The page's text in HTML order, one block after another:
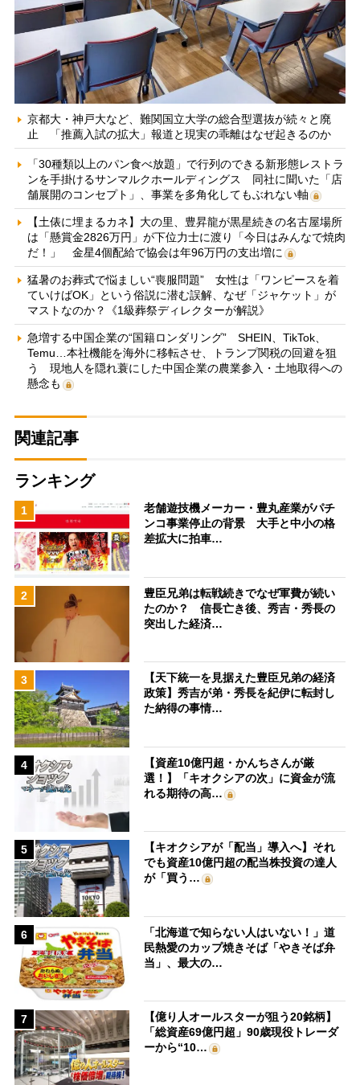
京都大・神戸大など、難関国立大学の総合型選抜が続々と廃
止 「推薦入試の拡大」報道と現実の乖離はなぜ起きるのか
「30種類以上のパン食べ放題」で行列のできる新形態レストラ
ンを手掛けるサンマルクホールディングス 同社に聞いた「店
舗展開のコンセプト」、事業を多角化してもぶれない軸
【土俵に埋まるカネ】大の里、豊昇龍が黒星続きの名古屋場所
は「懸賞金2826万円」が下位力士に渡り「今日はみんなで焼肉
だ！」 金星4個配給で協会は年96万円の支出増に
猛暑のお葬式で悩ましい“喪服問題” 女性は「ワンピースを着
ていけばOK」という俗説に潜む誤解、なぜ「ジャケット」が
マストなのか？《1級葬祭ディレクターが解説》
急増する中国企業の“国籍ロンダリング” SHEIN、TikTok、
Temu…本社機能を海外に移転させ、トランプ関税の回避を狙
う 現地人を隠れ蓑にした中国企業の農業参入・土地取得への
懸念も
関連記事
ランキング
1
老舗遊技機メーカー・豊丸産業がパチ
ンコ事業停止の背景 大手と中小の格
差拡大に拍車…
2
豊臣兄弟は転戦続きでなぜ軍費が続い
たのか？ 信長亡き後、秀吉・秀長の
突出した経済…
3
【天下統一を見据えた豊臣兄弟の経済
政策】秀吉が弟・秀長を紀伊に転封し
た納得の事情…
4
【資産10億円超・かんちさんが厳
選！】「キオクシアの次」に資金が流
れる期待の高…
5
【キオクシアが「配当」導入へ】それ
でも資産10億円超の配当株投資の達人
が「買う…
6
「北海道で知らない人はいない！」道
民熱愛のカップ焼きそば「やきそば弁
当」、最大の…
7
【億り人オールスターが狙う20銘柄】
「総資産69億円超」90歳現役トレーダ
ーから“10…